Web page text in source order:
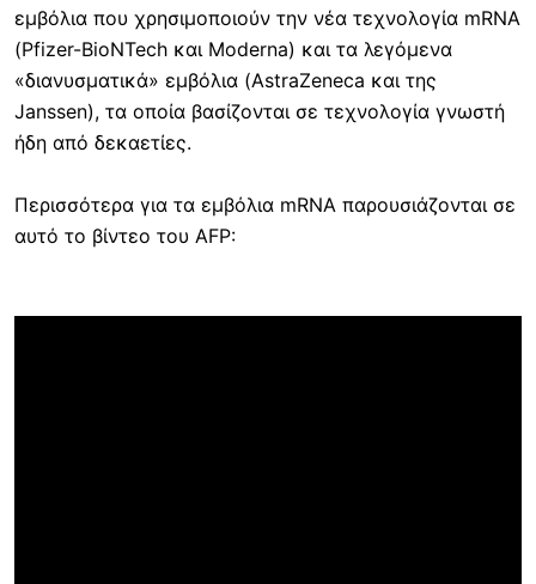
εμβόλια που χρησιμοποιούν την νέα τεχνολογία mRNA
(Pfizer-BioNTech και Moderna) και τα λεγόμενα
«διανυσματικά» εμβόλια (AstraZeneca και της
Janssen), τα οποία βασίζονται σε τεχνολογία γνωστή
ήδη από δεκαετίες.
Περισσότερα για τα εμβόλια mRNA παρουσιάζονται σε
αυτό το βίντεο του AFP: